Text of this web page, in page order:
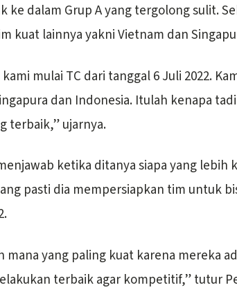
ke dalam Grup A yang tergolong sulit.
kuat lainnya yakni Vietnam dan
mulai TC dari tanggal 6 Juli 2022.
dan Indonesia. Itulah kenapa
terbaik,” ujarnya.
ketika ditanya siapa yang lebih
pasti dia mempersiapkan tim untuk
mana yang paling kuat karena mereka
terbaik agar kompetitif,” tutur